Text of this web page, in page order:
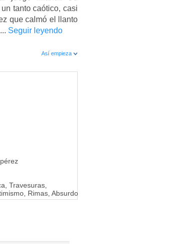
tanto caótico, casi
que calmó el llanto
Seguir leyendo
Así empieza
Travesuras,
Rimas, Absurdo